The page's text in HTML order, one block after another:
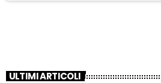
ULTIMI ARTICOLI